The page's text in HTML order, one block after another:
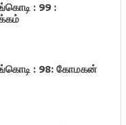
: 99 :
: 98: கோமகன்